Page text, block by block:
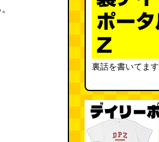
裏話を書いてます